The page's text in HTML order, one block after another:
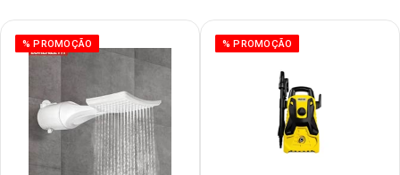
% PROMOÇÃO % PROMOÇÃO